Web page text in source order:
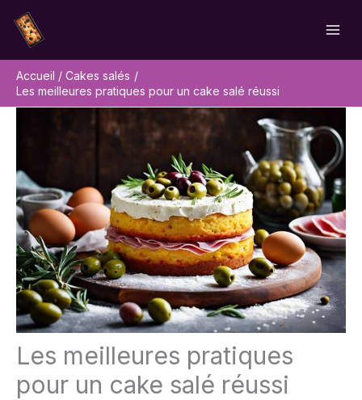
contenu
Accueil
Cakes salés
Les meilleures pratiques pour un cake salé réussi
Les meilleures pratiques
pour un cake salé réussi
Rechercher